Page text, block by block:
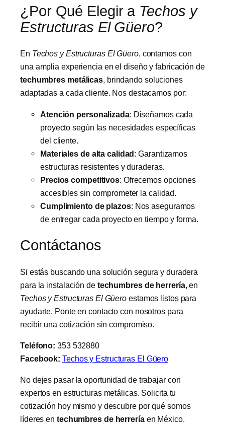
¿Por Qué Elegir a Techos y
Estructuras El Güero?
En Techos y Estructuras El Güero, contamos con
una amplia experiencia en el diseño y fabricación de
techumbres metálicas, brindando soluciones
adaptadas a cada cliente. Nos destacamos por:
Atención personalizada: Diseñamos cada
proyecto según las necesidades específicas
del cliente.
Materiales de alta calidad: Garantizamos
estructuras resistentes y duraderas.
Precios competitivos: Ofrecemos opciones
accesibles sin comprometer la calidad.
Cumplimiento de plazos: Nos aseguramos
de entregar cada proyecto en tiempo y forma.
Contáctanos
Si estás buscando una solución segura y duradera
para la instalación de techumbres de herrería, en
Techos y Estructuras El Güero estamos listos para
ayudarte. Ponte en contacto con nosotros para
recibir una cotización sin compromiso.
Teléfono: 353 532880
Facebook: Techos y Estructuras El Güero
No dejes pasar la oportunidad de trabajar con
expertos en estructuras metálicas. Solicita tu
cotización hoy mismo y descubre por qué somos
líderes en techumbres de herreríaen México.